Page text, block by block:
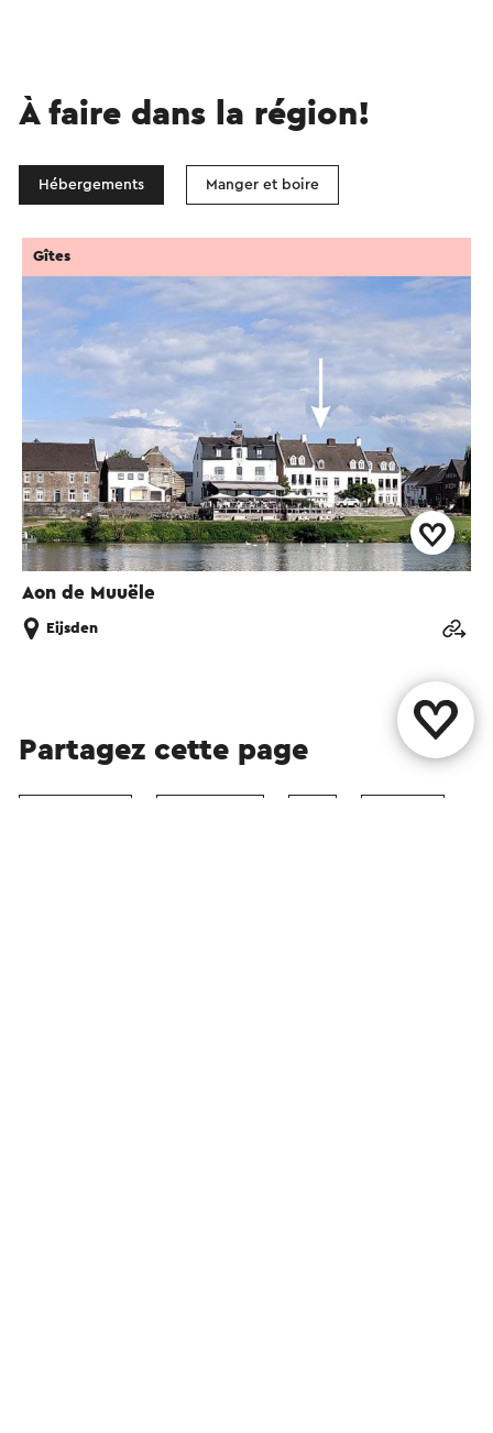
À faire dans la région!
Hébergements Manger et boire
Aon de Muuële
Gîtes
Eijsden
Partagez cette page